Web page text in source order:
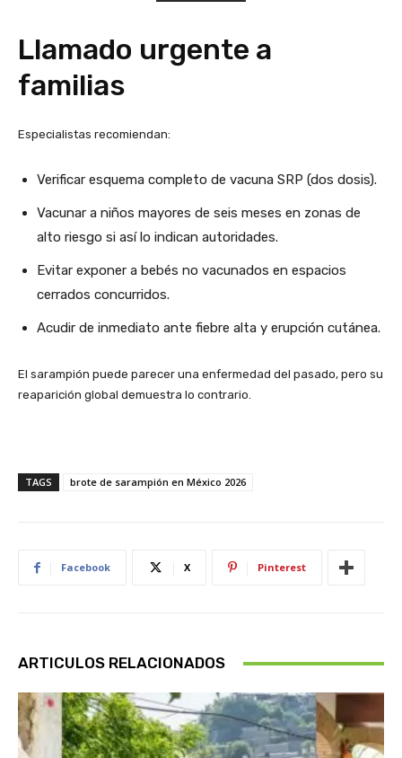
Llamado urgente a
familias
Especialistas recomiendan:
Verificar esquema completo de vacuna SRP (dos dosis).
Vacunar a niños mayores de seis meses en zonas de
alto riesgo si así lo indican autoridades.
Evitar exponer a bebés no vacunados en espacios
cerrados concurridos.
Acudir de inmediato ante fiebre alta y erupción cutánea.
El sarampión puede parecer una enfermedad del pasado, pero su
reaparición global demuestra lo contrario.
TAGS brote de sarampión en México 2026
Facebook X Pinterest
ARTICULOS RELACIONADOS